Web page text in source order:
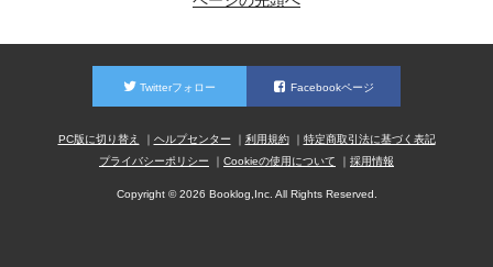
Twitterフォロー Facebookページ
PC版に切り替え ヘルプセンター 利用規約
特定商取引法に基づく表記
プライバシーポリシー
Cookieの使用について 採用情報
Copyright © 2026 Booklog,Inc. All Rights Reserved.